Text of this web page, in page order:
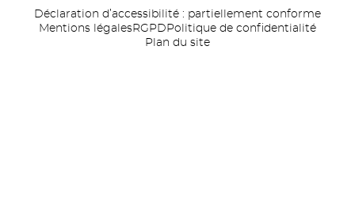
Déclaration d’accessibilité : partiellement conforme
Mentions légalesRGPD Politique de confidentialité
Plan du site